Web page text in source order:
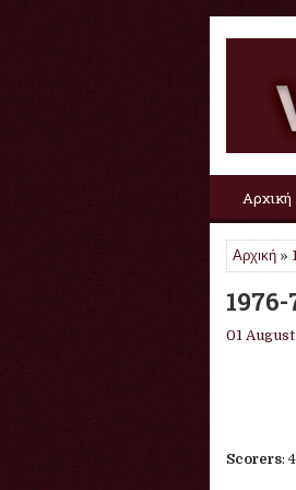
Αρχική
Αρχική »
01 August
Scorers: